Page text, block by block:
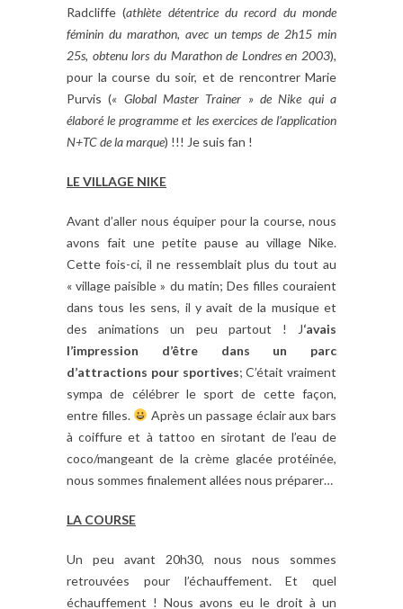
Radcliffe (athlète détentrice du record du monde
féminin du marathon, avec un temps de 2h15 min
25s, obtenu lors du Marathon de Londres en 2003),
pour la course du soir, et de rencontrer Marie
Purvis (« Global Master Trainer » de Nike qui a
élaboré le programme et les exercices de l’application
N+TC de la marque) !!! Je suis fan !
LE VILLAGE NIKE
Avant d’aller nous équiper pour la course, nous
avons fait une petite pause au village Nike.
Cette fois-ci, il ne ressemblait plus du tout au
« village paisible » du matin; Des filles couraient
dans tous les sens, il y avait de la musique et
des animations un peu partout ! J‘avais
l’impression d’être dans un parc
d’attractions pour sportives; C’était vraiment
sympa de célébrer le sport de cette façon,
entre filles.
Après un passage éclair aux bars
à coiffure et à tattoo en sirotant de l’eau de
coco/mangeant de la crème glacée protéinée,
nous sommes finalement allées nous préparer…
LA COURSE
Un peu avant 20h30, nous nous sommes
retrouvées pour l’échauffement. Et quel
échauffement ! Nous avons eu le droit à un